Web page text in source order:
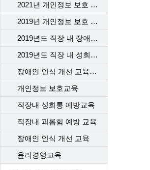
2021년 개인정보 보호 교육
2019년 개인정보 보호 교육
2019년도 직장 내 장애인 인식개선 교육
2019년도 직장 내 성희롱 예방 교육
장애인 인식 개선 교육_2차수
개인정보 보호교육
직장내 성희롱 예방교육
직장내 괴롭힘 예방 교육
장애인 인식 개선 교육
윤리경영교육